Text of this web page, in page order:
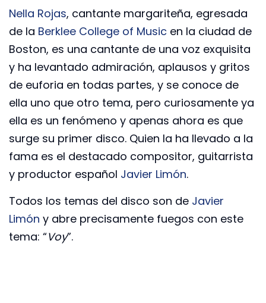
Nella Rojas, cantante margariteña, egresada
de la Berklee College of Music en la ciudad de
Boston, es una cantante de una voz exquisita
y ha levantado admiración, aplausos y gritos
de euforia en todas partes, y se conoce de
ella uno que otro tema, pero curiosamente ya
ella es un fenómeno y apenas ahora es que
surge su primer disco. Quien la ha llevado a la
fama es el destacado compositor, guitarrista
y productor español Javier Limón.
Todos los temas del disco son de Javier
Limón y abre precisamente fuegos con este
tema: “Voy”.